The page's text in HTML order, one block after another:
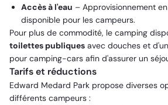
Accès à l'eau – Approvisionnement
disponible pour les campeurs.
Pour plus de commodité, le camping
toilettes publiques avec douches et
pour camping-cars afin d'assurer un
Tarifs et réductions
Edward Medard Park propose diverses
différents campeurs :